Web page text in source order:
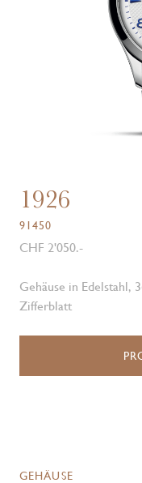
1926
91450
CHF 2'050.-
Gehäuse in Edelstahl,
Zifferblatt
GEHÄUSE